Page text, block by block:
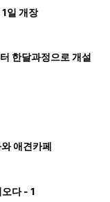
일 개장
한달과정으로 개설
애견카페
다 - 1